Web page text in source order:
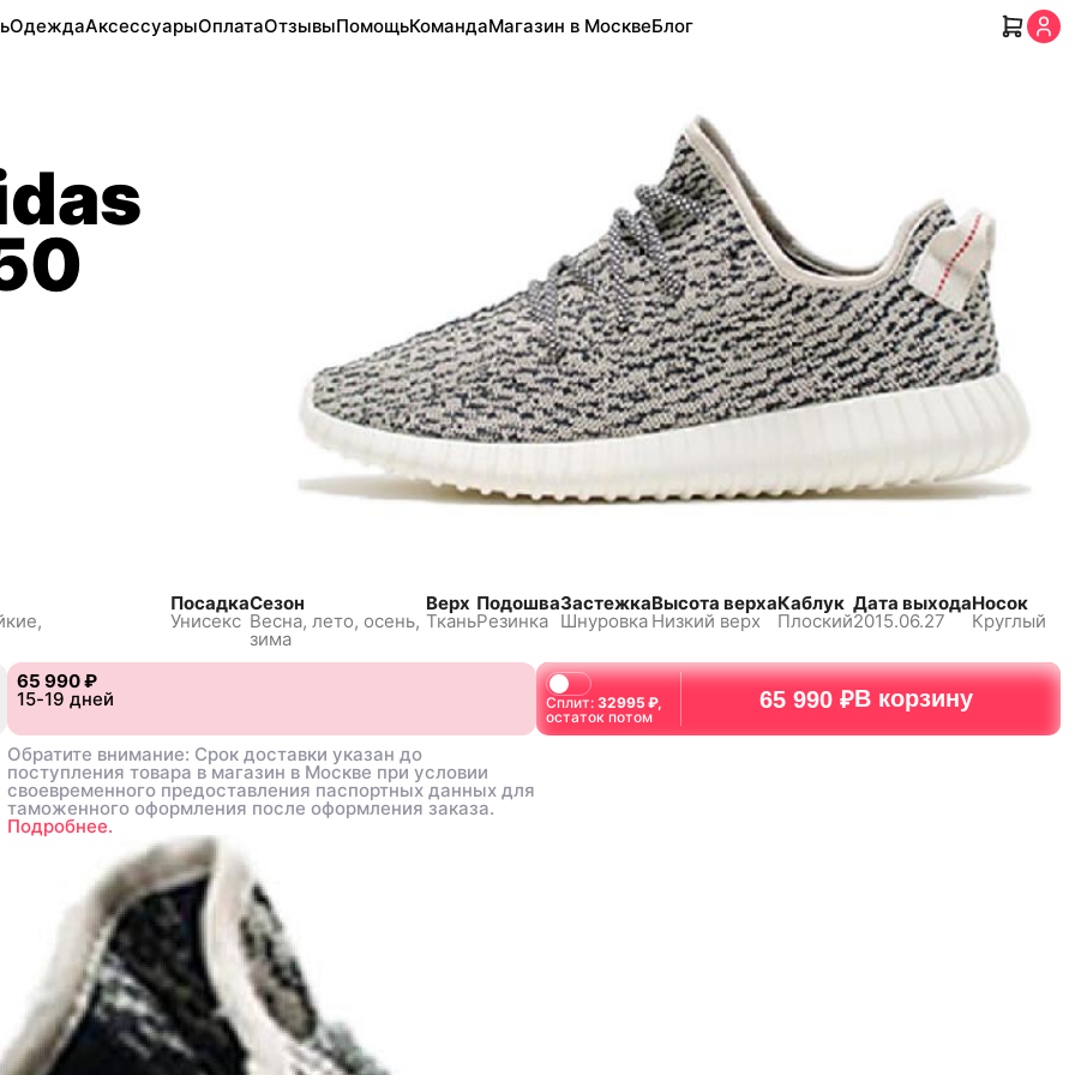
ОдеждаАксессуарыОплатаОтзывыПомощьКомандаМагазин в МосквеБлог
Посадка
Унисекс
Сезон
Весна, лето, осень,
зима
Верх
Ткань
Подошва
Резинка
Застежка
Шнуровка
Высота верха
Низкий верх
Каблук
Плоский
Дата выхода
2015.06.27
Носок
Круглый
65 990 ₽
15-19 дней
Обратите внимание: Срок доставки указан до
поступления товара в магазин в Москве при условии
своевременного предоставления паспортных данных для
таможенного оформления после оформления заказа.
Подробнее.
65 990 ₽
15-19 дней
Обратите внимание: Срок доставки указан до
поступления товара в магазин в Москве при условии
своевременного предоставления паспортных данных для
таможенного оформления после оформления заказа.
Подробнее.
Сплит:32995 ₽,
остаток потом
65 990 ₽В корзину